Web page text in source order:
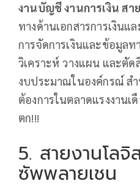
งานบัญชีงานการเงินสา
ทางด้านเอกสารการเงิน
การจัดการเงินและข้อมูลท
วิเคราะห์ วางแผน และตัด
งบประมาณในองค์กรณ์ ส
ต้องการในตลาดแรงงาน
ตก!!!
5. สายงานโล
ซัพพลายเชน